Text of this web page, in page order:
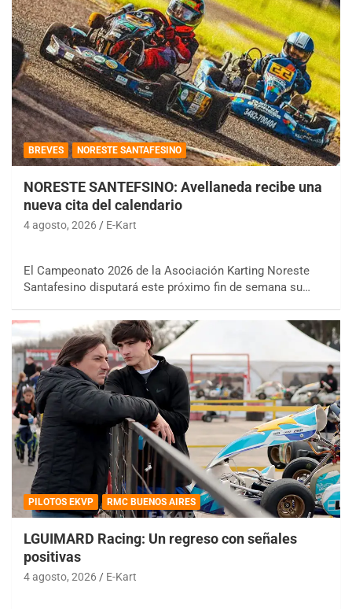
BREVES NORESTE SANTAFESINO
NORESTE SANTEFSINO: Avellaneda recibe una
nueva cita del calendario
4 agosto, 2026 E-Kart
El Campeonato 2026 de la Asociación Karting Noreste
Santafesino disputará este próximo fin de semana su…
PILOTOS EKVP RMC BUENOS AIRES
LGUIMARD Racing: Un regreso con señales
positivas
4 agosto, 2026 E-Kart